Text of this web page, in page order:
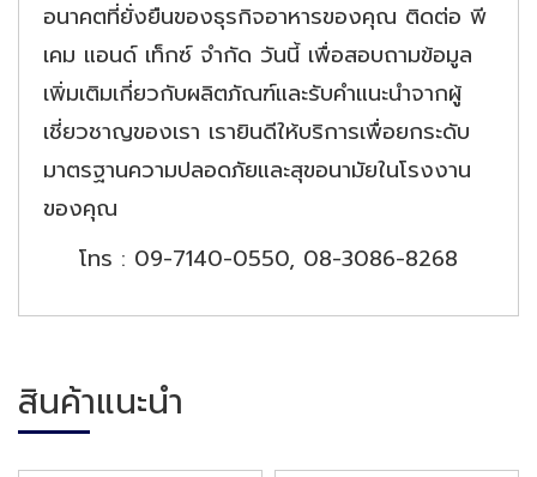
อนาคตที่ยั่งยืนของธุรกิจอาหารของคุณ ติดต่อ พี
เคม แอนด์ เท็กซ์ จำกัด วันนี้ เพื่อสอบถามข้อมูล
เพิ่มเติมเกี่ยวกับผลิตภัณฑ์และรับคำแนะนำจากผู้
เชี่ยวชาญของเรา เรายินดีให้บริการเพื่อยกระดับ
มาตรฐานความปลอดภัยและสุขอนามัยในโรงงาน
ของคุณ
โทร : 09-7140-0550, 08-3086-8268
สินค้าแนะนำ